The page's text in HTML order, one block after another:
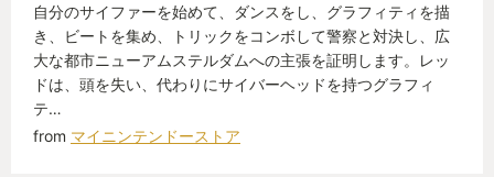
自分のサイファーを始めて、ダンスをし、グラフィティを描
き、ビートを集め、トリックをコンボして警察と対決し、広
大な都市ニューアムステルダムへの主張を証明します。レッ
ドは、頭を失い、代わりにサイバーヘッドを持つグラフィ
テ…
from マイニンテンドーストア